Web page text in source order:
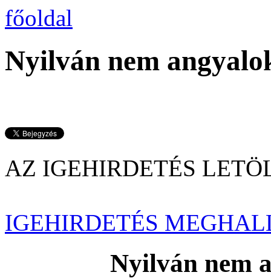
főoldal
Nyilván nem
AZ IGEHIRDETÉS
IGEHIRDETÉS
Nyilván nem